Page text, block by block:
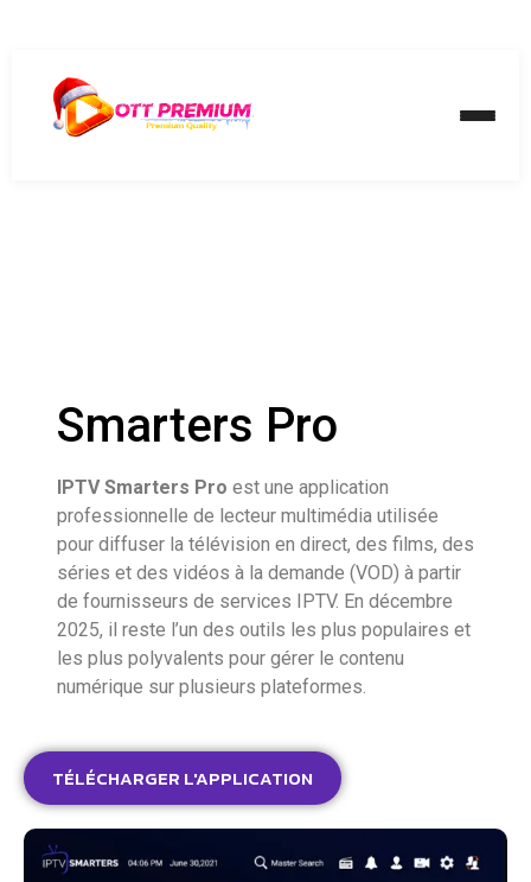
Smarters Pro
IPTV Smarters Pro est une application
professionnelle de lecteur multimédia utilisée
pour diffuser la télévision en direct, des films, des
séries et des vidéos à la demande (VOD) à partir
de fournisseurs de services IPTV. En décembre
2025, il reste l’un des outils les plus populaires et
les plus polyvalents pour gérer le contenu
numérique sur plusieurs plateformes.
TÉLÉCHARGER L'APPLICATION